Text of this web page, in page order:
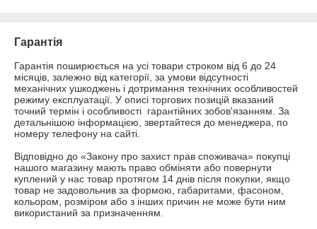
Гарантія
Гарантія поширюється на усі товари строком від 6 до 24
місяців, залежно від категорії, за умови відсутності
механічних ушкоджень і дотримання технічних особливостей
режиму експлуатації. У описі торгових позицій вказаний
точний термін і особливості  гарантійних зобов'язанням. За
детальнішою інформацією, звертайтеся до менеджера, по
номеру телефону на сайті.
Відповідно до «Закону про захист прав споживача» покупці
нашого магазину мають право обміняти або повернути
куплений у нас товар протягом 14 днів після покупки, якщо
товар не задовольнив за формою, габаритами, фасоном,
кольором, розміром або з інших причин не може бути ним
використаний за призначенням.